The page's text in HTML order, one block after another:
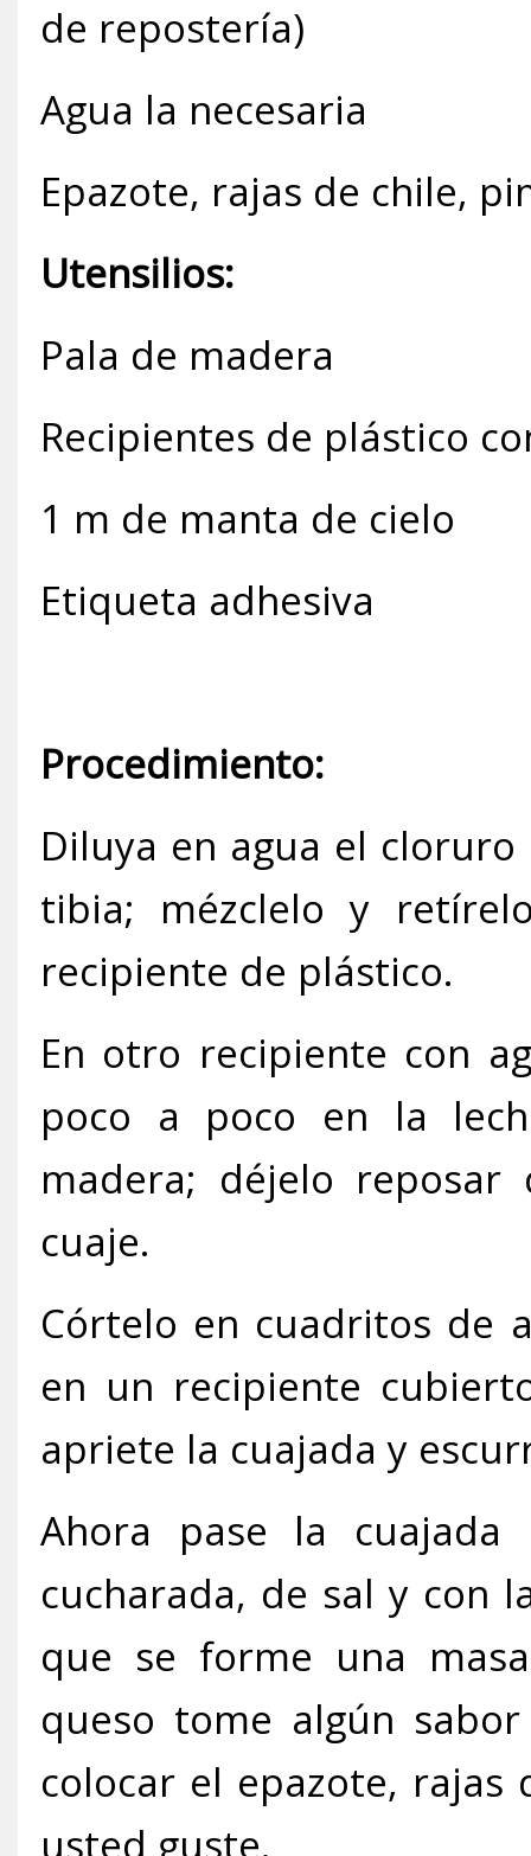
de repostería)
Agua la necesaria
Epazote, rajas de chile,
Utensilios:
Pala de madera
Recipientes de plástico
1 m de manta de cielo
Etiqueta adhesiva
Procedimiento:
Diluya en agua el
tibia; mézclelo y
recipiente de plástico.
En otro recipiente con
poco a poco en la
madera; déjelo
cuaje.
Córtelo en cuadritos de
en un recipiente
apriete la cuajada y
Ahora pase la
cucharada, de sal y con
que se forme una
queso tome algún
colocar el epazote,
usted guste.